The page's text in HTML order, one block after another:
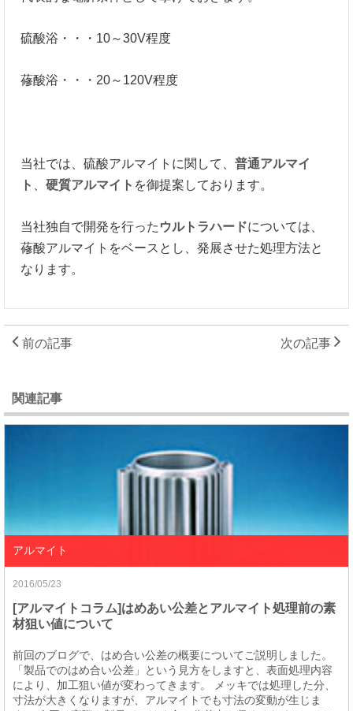
硫酸浴・・・10～30V程度
蓚酸浴・・・20～120V程度
当社では、硫酸アルマイトに関して、 普通アルマイ
ト
硬質アルマイト を御提案しております。
当社独自で開発を行った ウルトラハードについては、
蓚酸アルマイトをベースとし、発展させた処理方法と
なります。
前の記事 次の記事
関連記事
アルマイト
2016/05/23
[アルマイトコラム]はめあい公差とアルマイト処理前の素
材狙い値について
前回のブログで、はめ合い公差の概要についてご説明しました。
「製品でのはめ合い公差」という見方をしますと、表面処理内容
により、加工狙い値が変わってきます。 メッキでは処理した分、
寸法が大きくなりますが、アルマイトでも寸法の変動が生じま